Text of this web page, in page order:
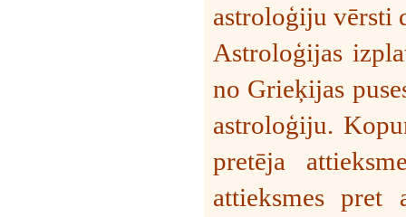
astroloģiju vērsti
Astroloģijas
no Grieķijas
astroloģiju.
pretēja
attieksmes